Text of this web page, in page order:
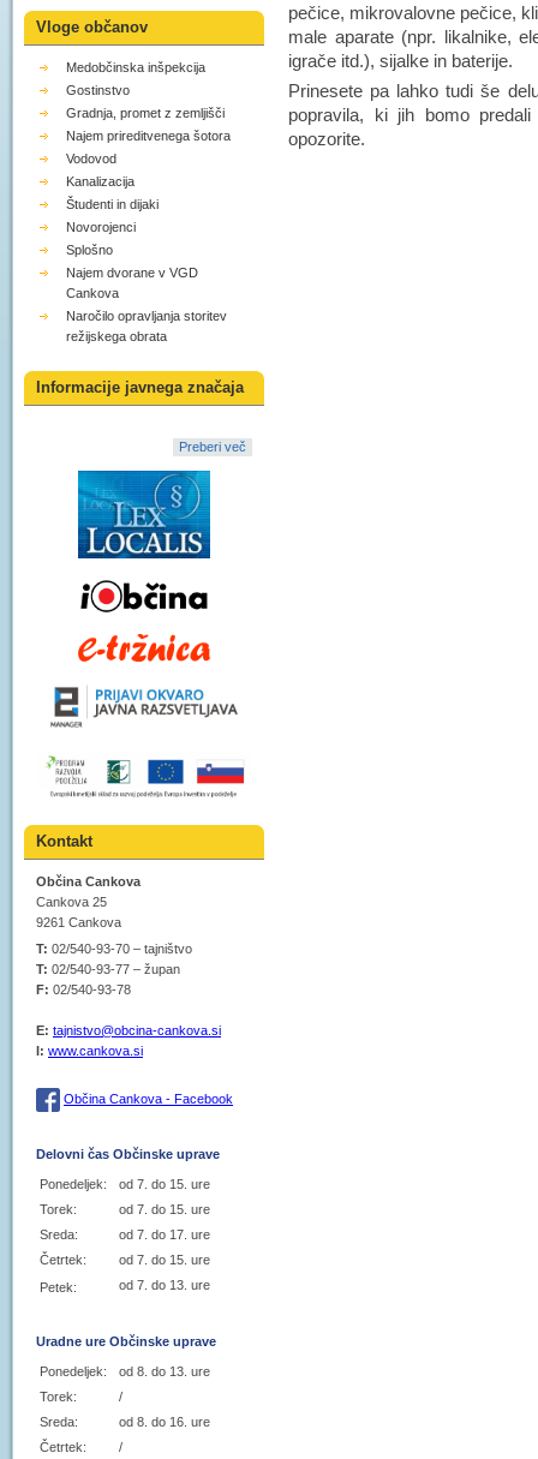
Vloge občanov
Medobčinska inšpekcija
Gostinstvo
Gradnja, promet z zemljišči
Najem prireditvenega šotora
Vodovod
Kanalizacija
Študenti in dijaki
Novorojenci
Splošno
Najem dvorane v VGD
Cankova
Naročilo opravljanja storitev
režijskega obrata
Informacije javnega značaja
Preberi več
Kontakt
Občina Cankova
Cankova 25
9261 Cankova
T: 02/540-93-70 – tajništvo
T: 02/540-93-77 – župan
F: 02/540-93-78
E: tajnistvo@obcina-cankova.si
I: www.cankova.si
Občina Cankova - Facebook
Delovni čas Občinske uprave
Ponedeljek:
od 7. do 15. ure
Torek:
od 7. do 15. ure
Sreda:
od 7. do 17. ure
Četrtek:
od 7. do 15. ure
Petek:
od 7. do 13. ure
Uradne ure Občinske uprave
Ponedeljek:
od 8. do 13. ure
Torek:
/
Sreda:
od 8. do 16. ure
Četrtek:
/
pečice, mikrovalovne pečice,
male aparate (npr. likalnike,
igrače itd.), sijalke in baterije.
Prinesete pa lahko tudi še
popravila, ki jih bomo
opozorite.